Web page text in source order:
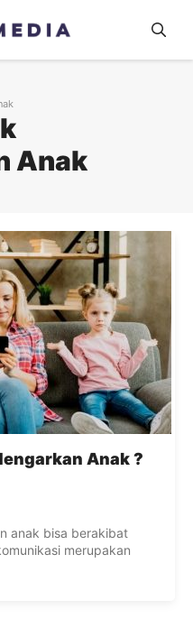
Anak
Anak ?
anak bisa berakibat
merupakan